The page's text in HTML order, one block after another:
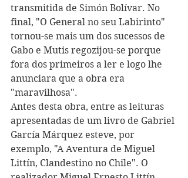
transmitida de Simón Bolívar. No
final, "O General no seu Labirinto"
tornou-se mais um dos sucessos de
Gabo e Mutis regozijou-se porque
fora dos primeiros a ler e logo lhe
anunciara que a obra era
"maravilhosa".
Antes desta obra, entre as leituras
apresentadas de um livro de Gabriel
García Márquez esteve, por
exemplo, "A Aventura de Miguel
Littín, Clandestino no Chile". O